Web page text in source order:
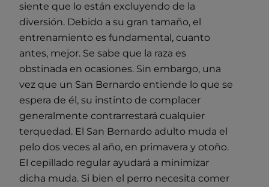
siente que lo están excluyendo de la
diversión. Debido a su gran tamaño, el
entrenamiento es fundamental, cuanto
antes, mejor. Se sabe que la raza es
obstinada en ocasiones. Sin embargo, una
vez que un San Bernardo entiende lo que se
espera de él, su instinto de complacer
generalmente contrarrestará cualquier
terquedad. El San Bernardo adulto muda el
pelo dos veces al año, en primavera y otoño.
El cepillado regular ayudará a minimizar
dicha muda. Si bien el perro necesita comer